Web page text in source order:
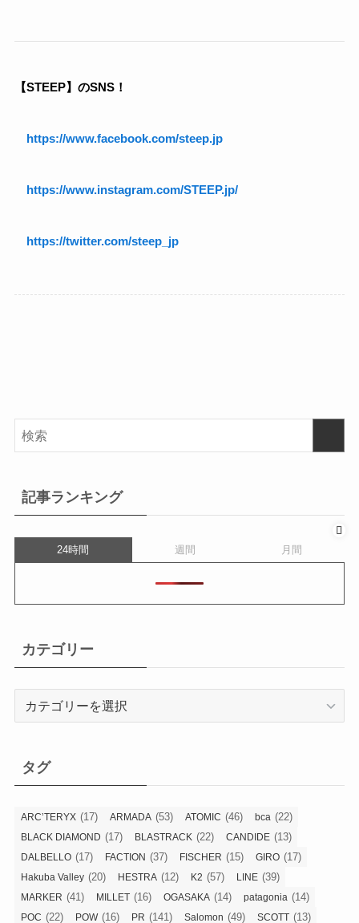
【STEEP】のSNS！
https://www.facebook.com/steep.jp
https://www.instagram.com/STEEP.jp/
https://twitter.com/steep_jp
記事ランキング
24時間 週間 月間
カテゴリー
ー
タグ
ARC’TERYX (17) ARMADA (53) ATOMIC (46) bca (22)
BLACK DIAMOND (17) BLASTRACK (22) CANDIDE (13)
DALBELLO (17) FACTION (37) FISCHER (15) GIRO (17)
Hakuba Valley (20) HESTRA (12) K2 (57) LINE (39)
MARKER (41) MILLET (16) OGASAKA (14) patagonia (14)
POC (22) POW(16) PR (141) Salomon (49) SCOTT (13)